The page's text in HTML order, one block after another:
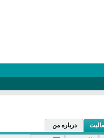
درباره من